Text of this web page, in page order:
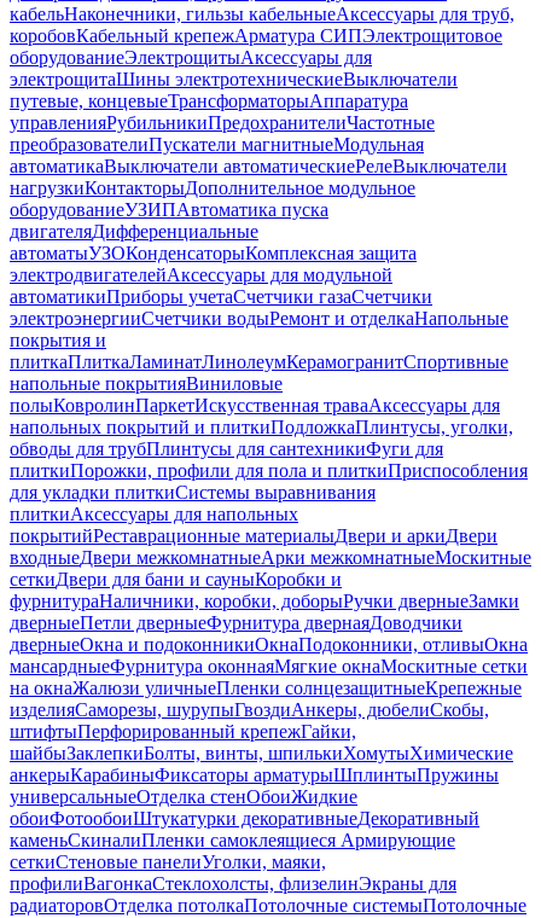
кабельНаконечники, гильзы кабельныеАксессуары для труб,
коробовКабельный крепежАрматура СИПЭлектрощитовое
оборудованиеЭлектрощитыАксессуары для
электрощитаШины электротехническиеВыключатели
путевые, концевыеТрансформаторыАппаратура
управленияРубильникиПредохранителиЧастотные
преобразователиПускатели магнитныеМодульная
автоматикаВыключатели автоматическиеРелеВыключатели
нагрузкиКонтакторыДополнительное модульное
оборудованиеУЗИПАвтоматика пуска
двигателяДифференциальные
автоматыУЗОКонденсаторыКомплексная защита
электродвигателейАксессуары для модульной
автоматикиПриборы учетаСчетчики газаСчетчики
электроэнергииСчетчики водыРемонт и отделкаНапольные
покрытия и
плиткаПлиткаЛаминатЛинолеумКерамогранитСпортивные
напольные покрытияВиниловые
полыКовролинПаркетИскусственная траваАксессуары для
напольных покрытий и плиткиПодложкаПлинтусы, уголки,
обводы для трубПлинтусы для сантехникиФуги для
плиткиПорожки, профили для пола и плиткиПриспособления
для укладки плиткиСистемы выравнивания
плиткиАксессуары для напольных
покрытийРеставрационные материалыДвери и аркиДвери
входныеДвери межкомнатныеАрки межкомнатныеМоскитные
сеткиДвери для бани и сауныКоробки и
фурнитураНаличники, коробки, доборыРучки дверныеЗамки
дверныеПетли дверныеФурнитура двернаяДоводчики
дверныеОкна и подоконникиОкнаПодоконники, отливыОкна
мансардныеФурнитура оконнаяМягкие окнаМоскитные сетки
на окнаЖалюзи уличныеПленки солнцезащитныеКрепежные
изделияСаморезы, шурупыГвоздиАнкеры, дюбелиСкобы,
штифтыПерфорированный крепежГайки,
шайбыЗаклепкиБолты, винты, шпилькиХомутыХимические
анкерыКарабиныФиксаторы арматурыШплинтыПружины
универсальныеОтделка стенОбоиЖидкие
обоиФотообоиШтукатурки декоративныеДекоративный
каменьСкиналиПленки самоклеящиеся Армирующие
сеткиСтеновые панелиУголки, маяки,
профилиВагонкаСтеклохолсты, флизелинЭкраны для
радиаторовОтделка потолкаПотолочные системыПотолочные